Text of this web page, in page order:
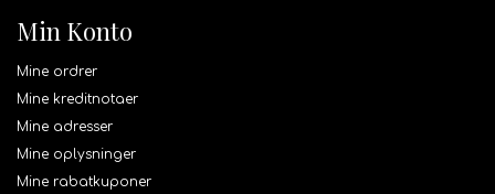
Min Konto
Mine ordrer
Mine kreditnotaer
Mine adresser
Mine oplysninger
Mine rabatkuponer